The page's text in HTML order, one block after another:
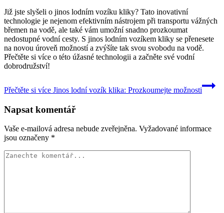
Již jste slyšeli o jinos lodním vozíku kliky? Tato inovativní
technologie je nejenom efektivním nástrojem při transportu vážných
břemen na vodě, ale také vám umožní snadno prozkoumat
nedostupné vodní cesty. S jinos lodním vozíkem kliky se přenesete
na novou úroveň možností a zvýšíte tak svou svobodu na vodě.
Přečtěte si více o této úžasné technologii a začněte své vodní
dobrodružství!
Přečtěte si více Jinos lodní vozík klika: Prozkoumejte možnosti
Napsat komentář
Vaše e-mailová adresa nebude zveřejněna. Vyžadované informace
jsou označeny *